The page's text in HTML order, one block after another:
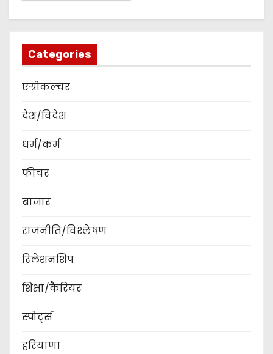
Categories
एग्रीकल्चर
देश/विदेश
धर्म/कर्म
फीचर
बाजार
राजनीति/विश्लेषण
रिलेशनशिप
शिक्षा/कैरियर
स्पोर्ट्स
हरियाणा